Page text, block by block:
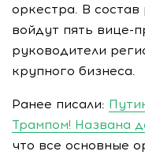
оркестра. В
войдут пять вице-
руководители
крупного бизнеса.
Ранее писали:
Трампом! Названа
что все основные